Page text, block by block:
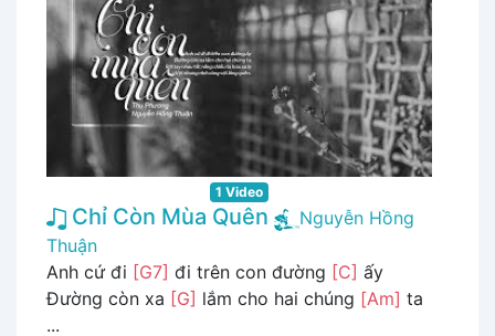
1 Video
Chỉ Còn Mùa Quên
Nguyễn Hồng
Thuận
Anh cứ đi [G7] đi trên con đường [C] ấy
Đường còn xa [G] lắm cho hai chúng [Am] ta
...